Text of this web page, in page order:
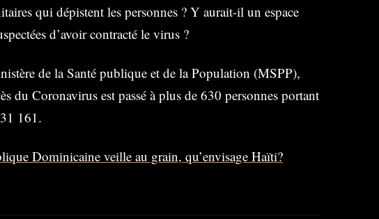
qui dépistent les personnes ? Y aurait-il un espace
d’avoir contracté le virus ?
de la Santé publique et de la Population (MSPP),
du Coronavirus est passé à plus de 630 personnes portant
161.
Dominicaine veille au grain, qu’envisage Haïti?